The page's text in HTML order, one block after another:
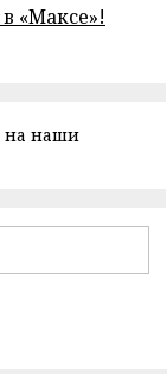
«Максе»!
на наши